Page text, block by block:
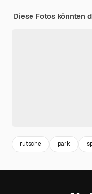
Diese Fotos könnten
rutsche park